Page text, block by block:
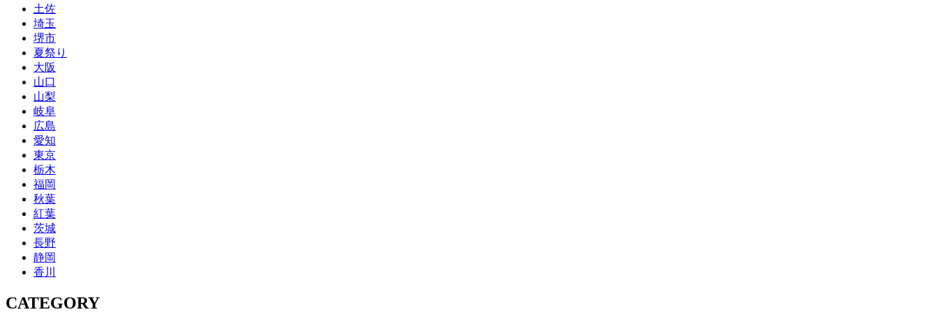
土佐
埼玉
堺市
夏祭り
大阪
山口
山梨
岐阜
広島
愛知
東京
栃木
福岡
秋葉
紅葉
茨城
長野
静岡
香川
CATEGORY